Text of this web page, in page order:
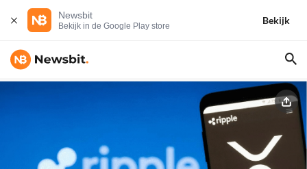
Newsbit
Bekijk in de Google Play store
Bekijk